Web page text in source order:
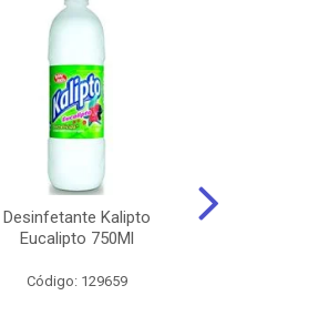
Desinfetante Kalipto
Eucalipto 750Ml
Código: 129659